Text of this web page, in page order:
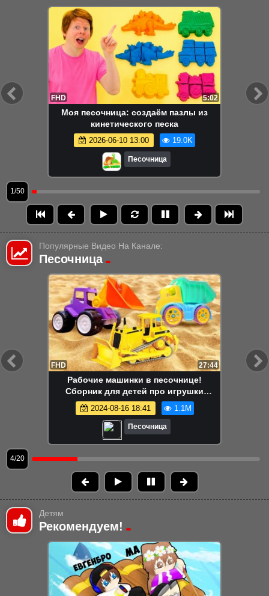
FHD 5:02
Моя песочница: создаём пазлы из
кинетического песка
2026-06-10 13:00 19.0K
Песочница
1/50
Популярные Видео На Канале:
Песочница
FHD 13:58
Маша Капуки Кануки и игрушки в
песочнице — Развивающее видео для
самых маленьких
2024-08-16 18:41 1.1M
Песочница
5/20
Детям
Рекомендуем!